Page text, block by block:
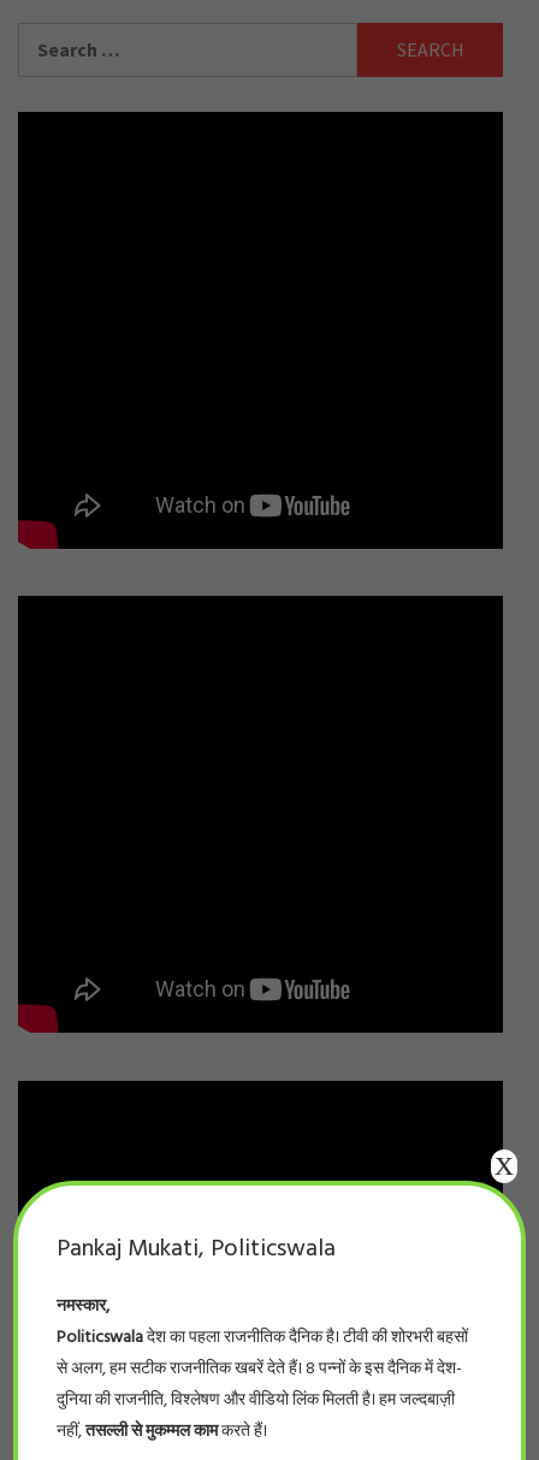
for:
Pankaj Mukati, Politicswala
नमस्कार,
Politicswalaदेश का पहला राजनीतिक दैनिक है। टीवी की शोरभरी बहसों
से अलग, हम सटीक राजनीतिक खबरें देते हैं। 8 पन्नों के इस दैनिक में देश-
दुनिया की राजनीति, विश्लेषण और वीडियो लिंक मिलती है। हम जल्दबाज़ी
नहीं,तसल्ली से मुकम्मल कामकरते हैं।
X